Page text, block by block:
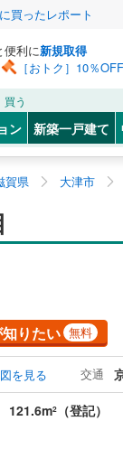
買ったレポート
便利に新規取得
［おトク］10％
買う
ン 新築一戸建て
賀県 大津市
りたい 無料
を見る 交通
121.6m2 （登記）